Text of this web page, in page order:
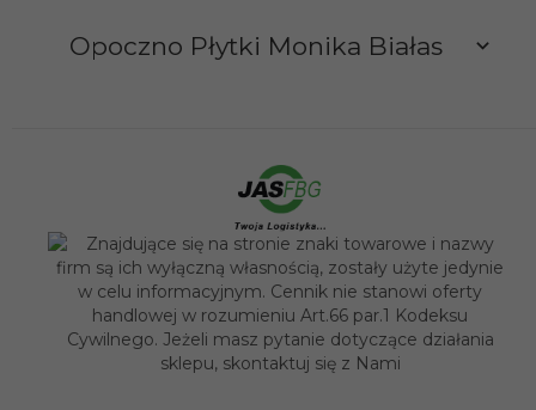
Opoczno Płytki Monika Białas
sklep@opocznoplytki.pl